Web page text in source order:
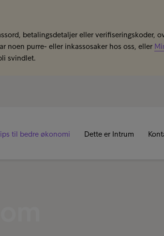
betalingsdetaljer eller verifiseringskoder,
noen purre- eller inkassosaker hos oss, eller
svindlet.
til bedre økonomi Dette er Intrum